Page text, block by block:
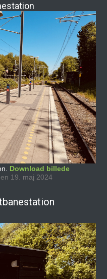
Download billede
19. maj 2024